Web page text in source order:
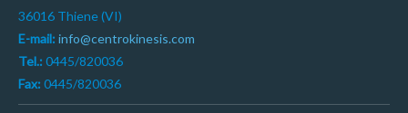
36016 Thiene (VI)
E-mail: info@centrokinesis.com
Tel.: 0445/820036
Fax: 0445/820036